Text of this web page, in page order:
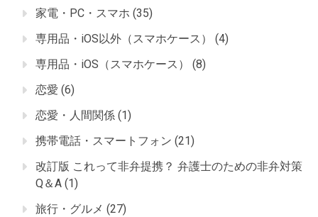
家電・PC・スマホ (35)
専用品・iOS以外（スマホケース）
(4)
専用品・iOS（スマホケース）
(8)
恋愛 (6)
恋愛・人間関係 (1)
携帯電話・スマートフォン (21)
改訂版 これって非弁提携？ 弁護士のための非弁対策
Q＆A (1)
旅行・グルメ (27)